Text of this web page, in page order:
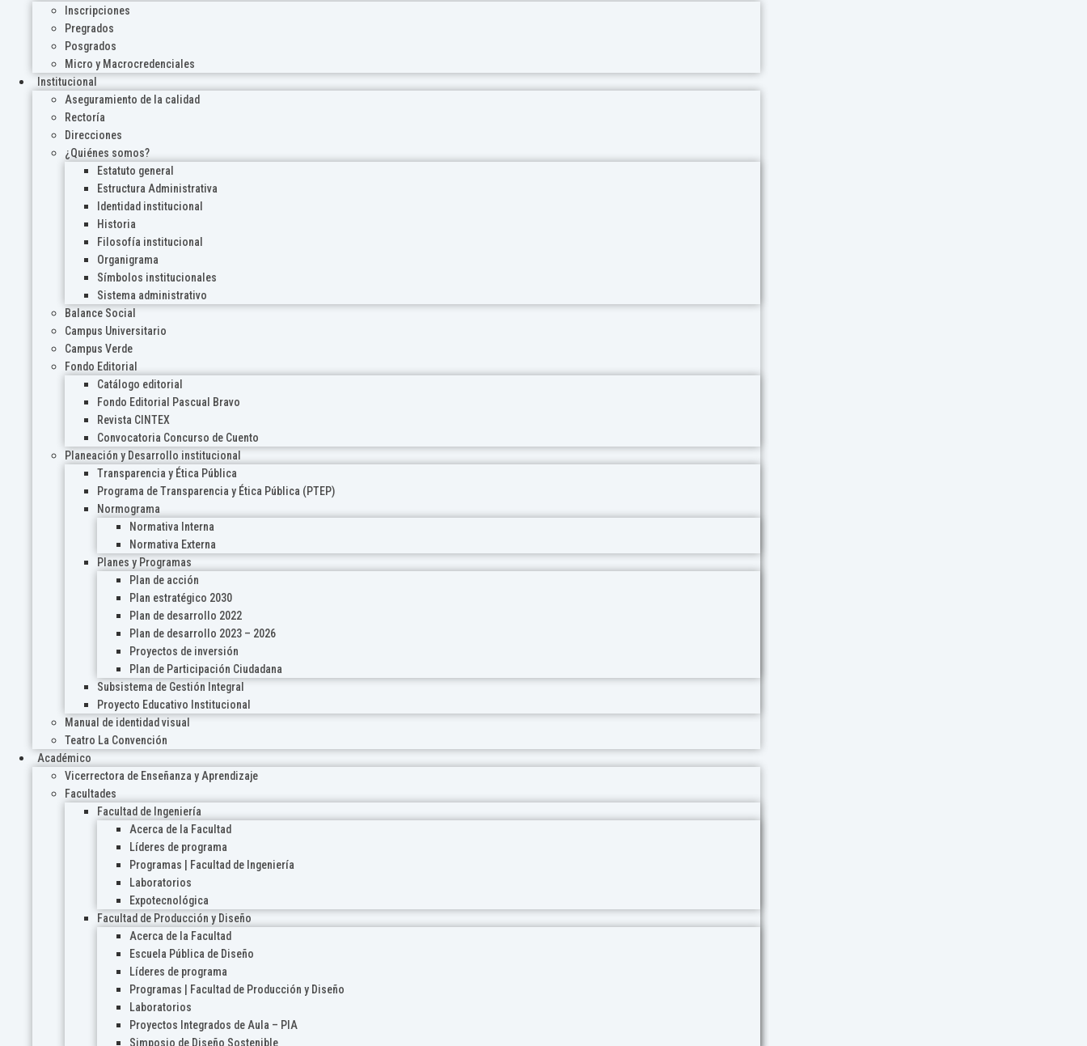
Inscripciones
Pregrados
Posgrados
Micro y Macrocredenciales
Institucional
Aseguramiento de la calidad
Rectoría
Direcciones
¿Quiénes somos?
Estatuto general
Estructura Administrativa
Identidad institucional
Historia
Filosofía institucional
Organigrama
Símbolos institucionales
Sistema administrativo
Balance Social
Campus Universitario
Campus Verde
Fondo Editorial
Catálogo editorial
Fondo Editorial Pascual Bravo
Revista CINTEX
Convocatoria Concurso de Cuento
Planeación y Desarrollo institucional
Transparencia y Ética Pública
Programa de Transparencia y Ética Pública (PTEP)
Normograma
Normativa Interna
Normativa Externa
Planes y Programas
Plan de acción
Plan estratégico 2030
Plan de desarrollo 2022
Plan de desarrollo 2023 – 2026
Proyectos de inversión
Plan de Participación Ciudadana
Subsistema de Gestión Integral
Proyecto Educativo Institucional
Manual de identidad visual
Teatro La Convención
Académico
Vicerrectora de Enseñanza y Aprendizaje
Facultades
Facultad de Ingeniería
Acerca de la Facultad
Líderes de programa
Programas | Facultad de Ingeniería
Laboratorios
Expotecnológica
Facultad de Producción y Diseño
Acerca de la Facultad
Escuela Pública de Diseño
Líderes de programa
Programas | Facultad de Producción y Diseño
Laboratorios
Proyectos Integrados de Aula – PIA
Simposio de Diseño Sostenible